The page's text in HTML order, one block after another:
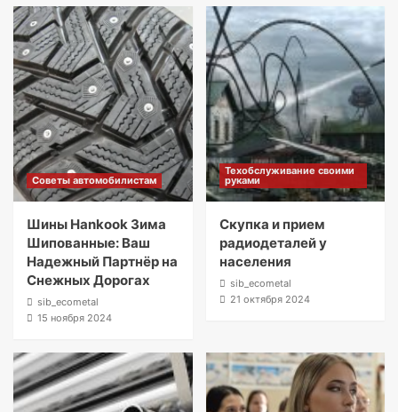
Советы автомобилистам
Шины Hankook Зима
Шипованные: Ваш
Надежный Партнёр на
Снежных Дорогах
sib_ecometal
15 ноября 2024
Техобслуживание своими
руками
Скупка и прием
радиодеталей у
населения
sib_ecometal
21 октября 2024